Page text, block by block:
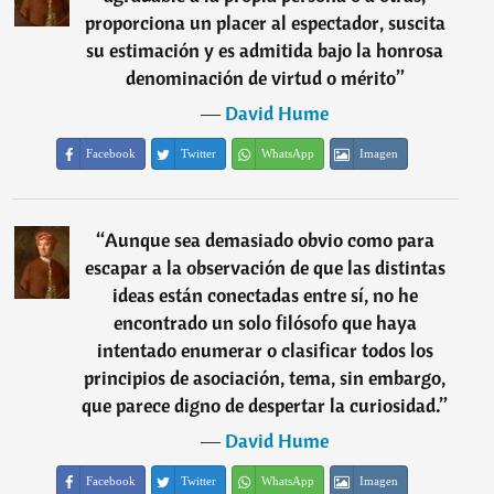
proporciona un placer al espectador, suscita
su estimación y es admitida bajo la honrosa
denominación de virtud o mérito”
―David Hume
Facebook Twitter WhatsApp Imagen
“Aunque sea demasiado obvio como para
escapar a la observación de que las distintas
ideas están conectadas entre sí, no he
encontrado un solo filósofo que haya
intentado enumerar o clasificar todos los
principios de asociación, tema, sin embargo,
que parece digno de despertar la curiosidad.”
―David Hume
Facebook Twitter WhatsApp Imagen